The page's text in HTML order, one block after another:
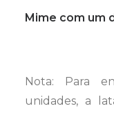
Mime com um
Nota: Para
unidades, a